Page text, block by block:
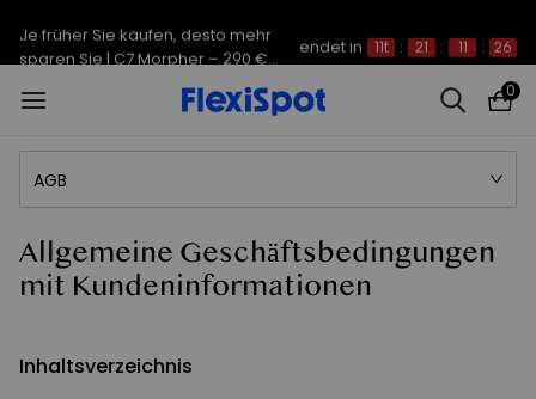
sparen Sie | C7 Morpher – 290 €
Rabatt
0
AGB
Allgemeine Geschäftsbedingungen
mit Kundeninformationen
Inhaltsverzeichnis